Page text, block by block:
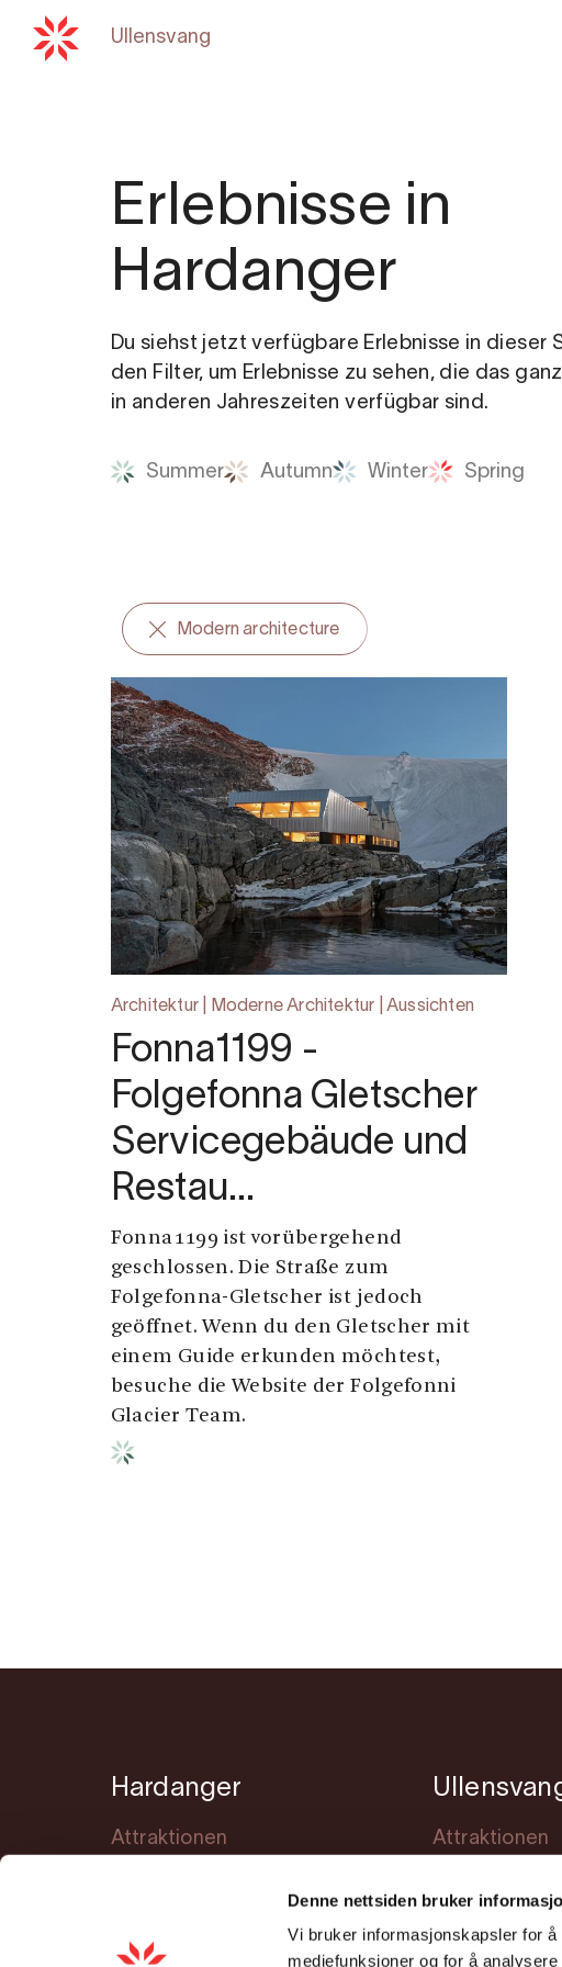
Denne nettsiden bruker
Vi bruker informasjonskapsler for
mediefunksjoner og for å
Ullensvang
Erlebnisse in
Hardanger
Du siehst jetzt verfügbare Erlebnisse in dieser
den Filter, um Erlebnisse zu sehen, die das
in anderen Jahreszeiten verfügbar sind.
Summer Autumn Winter Spring
Modern architecture
Architektur | Moderne Architektur | Aussichten
Fonna1199 -
Folgefonna Gletscher
Servicegebäude und
Restau…
Fonna1199 ist vorübergehend
geschlossen. Die Straße zum
Folgefonna-Gletscher ist jedoch
geöffnet. Wenn du den Gletscher mit
einem Guide erkunden möchtest,
besuche die Website der Folgefonni
Glacier Team.
Hardanger
Attraktionen
Lerne Hardanger kennen
Attraktionen
Planung